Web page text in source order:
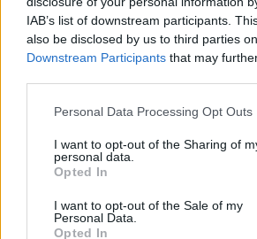
IAB’s list of downstream participants.
also be disclosed by us to third parties
Downstream Participants that may
Personal Data Processing Opt Outs
I want to opt-out of the Sharing of
personal data.
Opted In
I want to opt-out of the Sale of my
Personal Data.
Opted In
Pateikė daugiau detalių apie iš tėvų
vaikus: jiems kilusi grėsmė
Vaizdai iš tragiškos avarijos Vilniaus
vaiko gyvybių išgelbėti nepavyko